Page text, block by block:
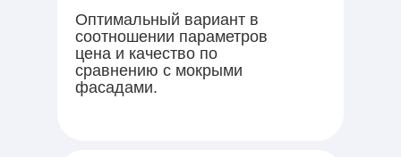
Оптимальный вариант в
соотношении параметров
цена и качество по
сравнению с мокрыми
фасадами.